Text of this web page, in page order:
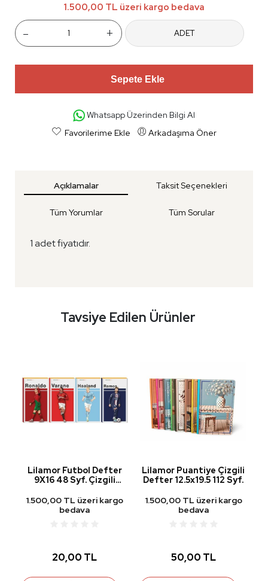
1.500,00 TL üzeri kargo bedava
- + ADET
Sepete Ekle
Whatsapp Üzerinden Bilgi Al
Favorilerime Ekle
Arkadaşıma Öner
Açıklamalar Taksit Seçenekleri
Tüm Yorumlar Tüm Sorular
1 adet fiyatıdır.
Tavsiye Edilen Ürünler
Lilamor Futbol Defter
9X16 48 Syf. Çizgili
1.500,00 TL üzeri kargo
bedava
20,00 TL
Lilamor Puantiye Çizgili
Defter 12.5x19.5 112 Syf.
1.500,00 TL üzeri kargo
bedava
50,00 TL